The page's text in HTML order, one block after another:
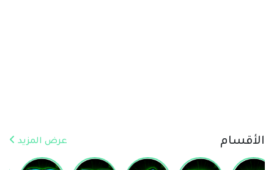
الأقسام عرض المزيد